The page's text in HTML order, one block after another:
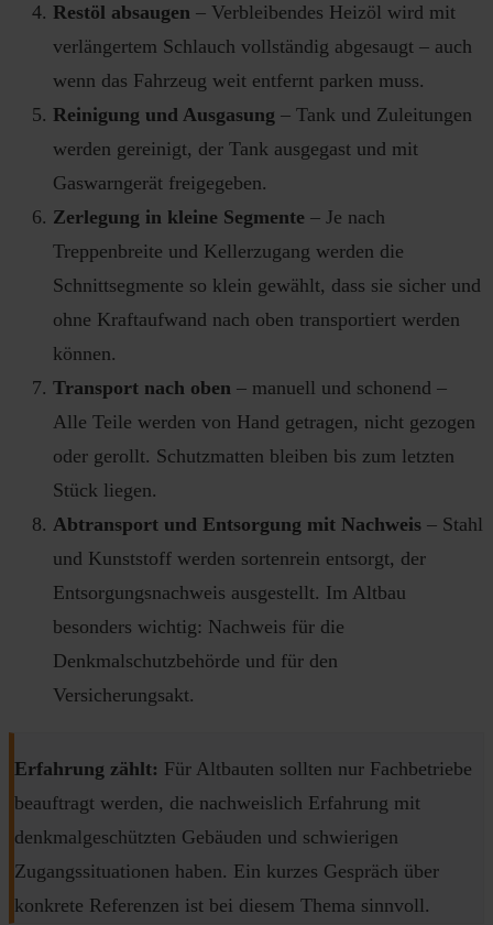
Restöl absaugen – Verbleibendes Heizöl wird mit
verlängertem Schlauch vollständig abgesaugt – auch
wenn das Fahrzeug weit entfernt parken muss.
Reinigung und Ausgasung – Tank und Zuleitungen
werden gereinigt, der Tank ausgegast und mit
Gaswarngerät freigegeben.
Zerlegung in kleine Segmente – Je nach
Treppenbreite und Kellerzugang werden die
Schnittsegmente so klein gewählt, dass sie sicher und
ohne Kraftaufwand nach oben transportiert werden
können.
Transport nach oben – manuell und schonend –
Alle Teile werden von Hand getragen, nicht gezogen
oder gerollt. Schutzmatten bleiben bis zum letzten
Stück liegen.
Abtransport und Entsorgung mit Nachweis – Stahl
und Kunststoff werden sortenrein entsorgt, der
Entsorgungsnachweis ausgestellt. Im Altbau
besonders wichtig: Nachweis für die
Denkmalschutzbehörde und für den
Versicherungsakt.
Erfahrung zählt: Für Altbauten sollten nur Fachbetriebe
beauftragt werden, die nachweislich Erfahrung mit
denkmalgeschützten Gebäuden und schwierigen
Zugangssituationen haben. Ein kurzes Gespräch über
konkrete Referenzen ist bei diesem Thema sinnvoll.